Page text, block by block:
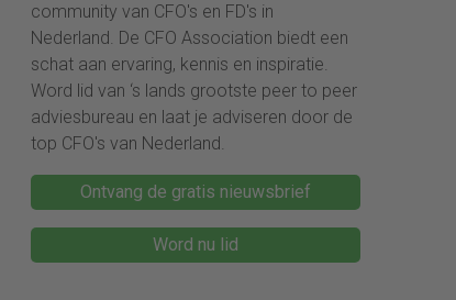
community van CFO's en FD's in
Nederland. De CFO Association biedt een
schat aan ervaring, kennis en inspiratie.
Word lid van ‘s lands grootste peer to peer
adviesbureau en laat je adviseren door de
top CFO's van Nederland.
Ontvang de gratis nieuwsbrief
Word nu lid